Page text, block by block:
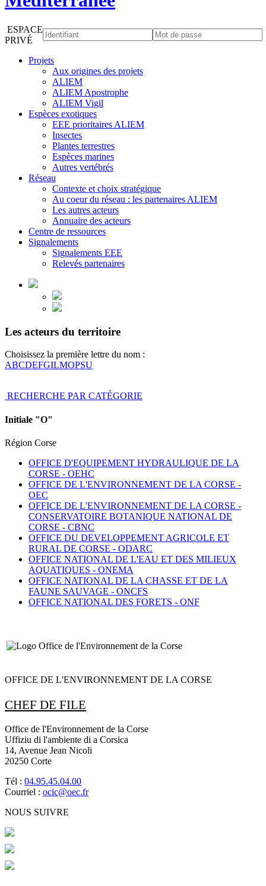
ESPACE
PRIVÉ
Projets
Aux origines des projets
ALIEM
ALIEM Apostrophe
ALIEM Vigil
Espèces exotiques
EEE prioritaires ALIEM
Insectes
Plantes terrestres
Espèces marines
Autres vertébrés
Réseau
Contexte et choix stratégique
Au coeur du réseau : les partenaires ALIEM
Les autres acteurs
Annuaire des acteurs
Centre de ressources
Signalements
Signalements EEE
Relevés partenaires
Les acteurs du territoire
Choisissez la première lettre du nom :
ABCDEFGILMOPSU
RECHERCHE PAR CATÉGORIE
Initiale "O"
Région Corse
OFFICE D'EQUIPEMENT HYDRAULIQUE DE LA
CORSE - OEHC
OFFICE DE L'ENVIRONNEMENT DE LA CORSE -
OEC
OFFICE DE L'ENVIRONNEMENT DE LA CORSE -
CONSERVATOIRE BOTANIQUE NATIONAL DE
CORSE - CBNC
OFFICE DU DEVELOPPEMENT AGRICOLE ET
RURAL DE CORSE - ODARC
OFFICE NATIONAL DE L'EAU ET DES MILIEUX
AQUATIQUES - ONEMA
OFFICE NATIONAL DE LA CHASSE ET DE LA
FAUNE SAUVAGE - ONCFS
OFFICE NATIONAL DES FORETS - ONF
OFFICE DE L'ENVIRONNEMENT DE LA CORSE
CHEF DE FILE
Office de l'Environnement de la Corse
Uffiziu di l'ambiente di a Corsica
14, Avenue Jean Nicoli
20250 Corte
Tél : 04.95.45.04.00
Courriel : ocic@oec.fr
NOUS SUIVRE